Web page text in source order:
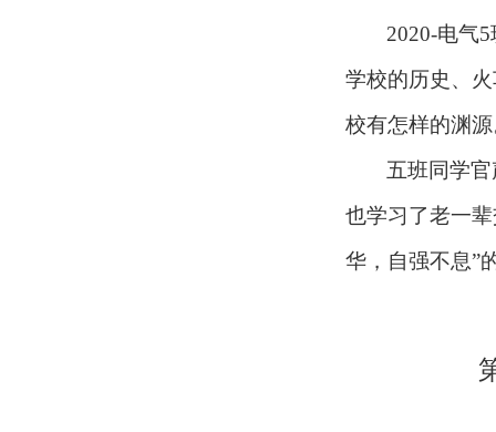
2020-电气
学校的历史、
校有怎样的渊
五班同学
也学习了老一
华，自强不息”